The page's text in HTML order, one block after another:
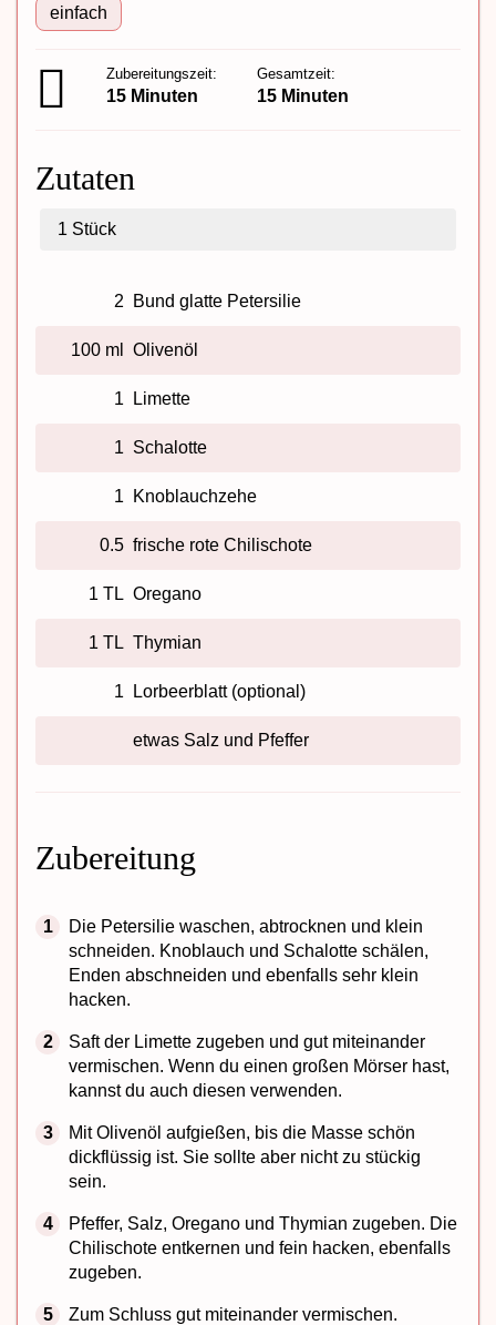
einfach
Zubereitungszeit:
15 Minuten
Gesamtzeit:
15 Minuten
Zutaten
1 Stück
2 Bund glatte Petersilie
100 ml Olivenöl
1 Limette
1 Schalotte
1 Knoblauchzehe
0.5 frische rote Chilischote
1 TL Oregano
1 TL Thymian
1 Lorbeerblatt (optional)
etwas Salz und Pfeffer
Zubereitung
Die Petersilie waschen, abtrocknen und klein
schneiden. Knoblauch und Schalotte schälen,
Enden abschneiden und ebenfalls sehr klein
hacken.
Saft der Limette zugeben und gut miteinander
vermischen. Wenn du einen großen Mörser hast,
kannst du auch diesen verwenden.
Mit Olivenöl aufgießen, bis die Masse schön
dickflüssig ist. Sie sollte aber nicht zu stückig
sein.
Pfeffer, Salz, Oregano und Thymian zugeben. Die
Chilischote entkernen und fein hacken, ebenfalls
zugeben.
Zum Schluss gut miteinander vermischen.